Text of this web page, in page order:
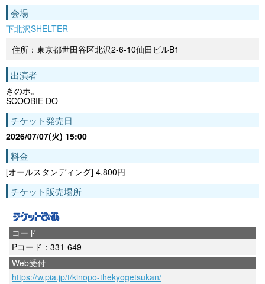
会場
下北沢SHELTER
住所：東京都世田谷区北沢2-6-10仙田ビルB1
出演者
きのホ。
SCOOBIE DO
チケット発売日
2026/07/07(火) 15:00
料金
[オールスタンディング] 4,800円
チケット販売場所
コード
Pコード：331-649
Web受付
https://w.pia.jp/t/kinopo-thekyogetsukan/